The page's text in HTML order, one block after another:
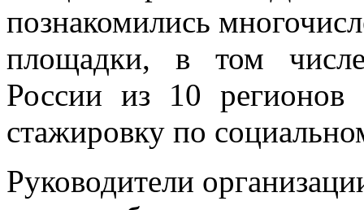
познакомились
площадки, в том
России из 10
стажировку по
Руководители